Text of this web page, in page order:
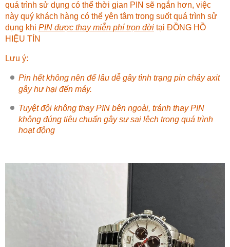
quá trình sử dụng có thể thời gian PIN sẽ ngắn hơn, việc
này quý khách hàng có thể yên tâm trong suốt quá trình sử
dụng khi PIN được thay miễn phí trọn đời tại ĐỒNG HỒ
HIỆU TÍN
Lưu ý:
Pin hết không nên để lâu dễ gây tình trạng pin chảy axit
gây hư hại đến máy.
Tuyệt đội không thay PIN bên ngoài, tránh thay PIN
không đúng tiêu chuẩn gây sự sai lệch trong quá trình
hoạt động